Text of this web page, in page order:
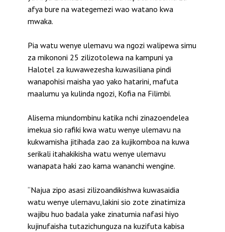
afya bure na wategemezi wao watano kwa
mwaka.
Pia watu wenye ulemavu wa ngozi walipewa simu
za mikononi 25 zilizotolewa na kampuni ya
Halotel za kuwawezesha kuwasiliana pindi
wanapohisi maisha yao yako hatarini, mafuta
maalumu ya kulinda ngozi, Kofia na Filimbi.
Alisema miundombinu katika nchi zinazoendelea
imekua sio rafiki kwa watu wenye ulemavu na
kukwamisha jitihada zao za kujikomboa na kuwa
serikali itahakikisha watu wenye ulemavu
wanapata haki zao kama wananchi wengine.
“Najua zipo asasi zilizoandikishwa kuwasaidia
watu wenye ulemavu,lakini sio zote zinatimiza
wajibu huo badala yake zinatumia nafasi hiyo
kujinufaisha tutazichunguza na kuzifuta kabisa